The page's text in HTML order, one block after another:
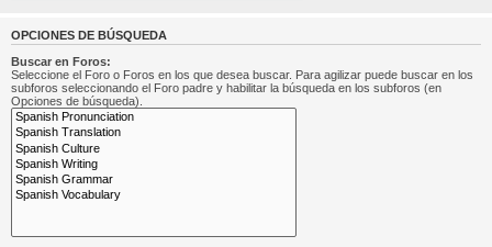
OPCIONES DE BÚSQUEDA
Buscar en Foros:
Seleccione el Foro o Foros en los que desea buscar. Para agilizar puede buscar en los
subforos seleccionando el Foro padre y habilitar la búsqueda en los subforos (en
Opciones de búsqueda).